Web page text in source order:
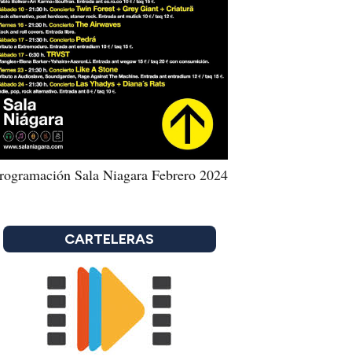
Sala Niagara Febrero 2024
CARTELERAS